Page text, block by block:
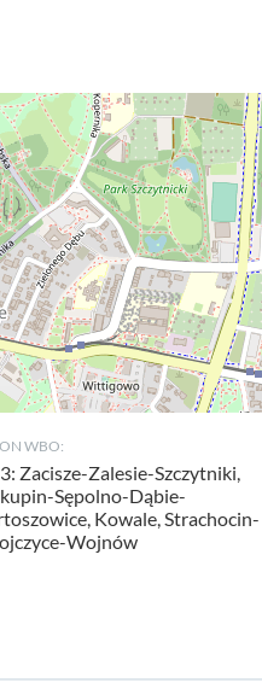
WBO:
Zacisze-Zalesie-Szczytniki,
Sępolno-Dąbie-
Kowale, Strachocin-
Wojnów